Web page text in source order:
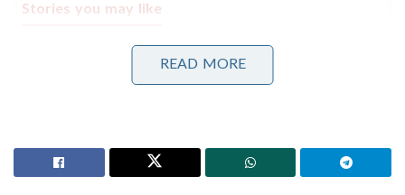
Stories you may like
മുതിർന്ന പോലീസ് ഉദ്യോഗസ്ഥനെ മർദ്ദിച്ചു, ഇൽതിജ
മുഫ്തിക്കെതിരെ കേസ്: വനിതാ പോലീസ് കയ്യേറ്റം
ചെയ്തതെന്ന് പി.ഡി.പി.
READ MORE